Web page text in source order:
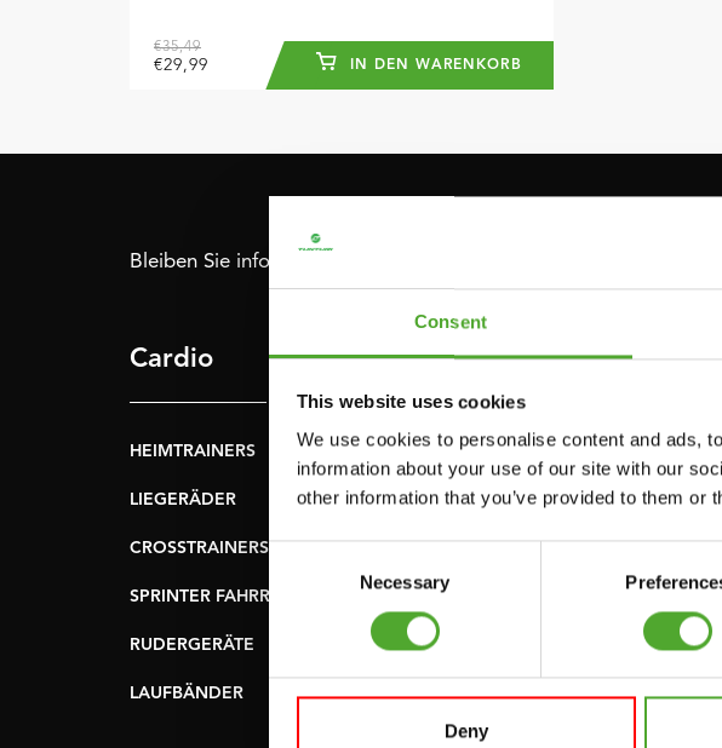
Consent
This website uses cookies
We use cookies to personalise content and ads,
information about your use of our site with our
other information that you’ve provided to them
Consent
Necessary
Deny
€35,49
€29,99 IN DEN WARENKORB
Bleiben Sie informiert: Melden Sie sich für unseren Newsletter an!
Cardio
HEIMTRAINERS
LIEGERÄDER
CROSSTRAINERS
SPRINTER FAHRRÄDER
RUDERGERÄTE
LAUFBÄNDER
Krafttraining
DIP-STATIONEN
BAUCHMUSKELTRAINER
LEVERAGE GYMS
FLACHE BÄNKE
Zubehör
STOPUHREN